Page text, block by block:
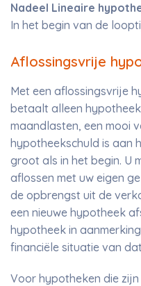
Nadeel Lineaire
In het begin van de
Aflossingsvrije
Met een aflossingsvrije
betaalt alleen
maandlasten, een mooi
hypotheekschuld is aan
groot als in het begin. U
aflossen met uw eigen
de opbrengst uit de
een nieuwe hypotheek
hypotheek in
financiële situatie van
Voor hypotheken die